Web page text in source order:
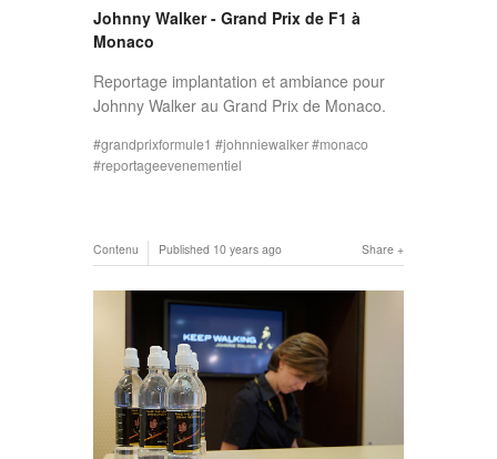
Johnny Walker - Grand Prix de F1 à
Monaco
Reportage implantation et ambiance pour
Johnny Walker au Grand Prix de Monaco.
grandprixformule1 johnniewalker
monaco
reportageevenementiel
Share
Contenu Published 10 years ago